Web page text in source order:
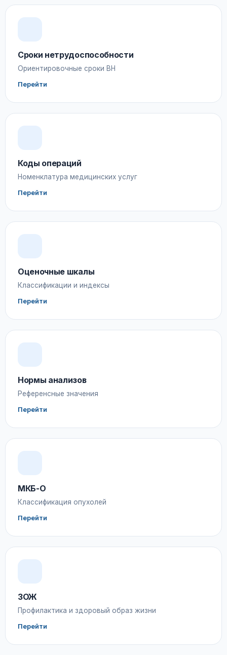
Сроки нетрудоспособности
Ориентировочные сроки ВН
Перейти
Коды операций
Номенклатура медицинских услуг
Перейти
Оценочные шкалы
Классификации и индексы
Перейти
Нормы анализов
Референсные значения
Перейти
МКБ-О
Классификация опухолей
Перейти
ЗОЖ
Профилактика и здоровый образ жизни
Перейти